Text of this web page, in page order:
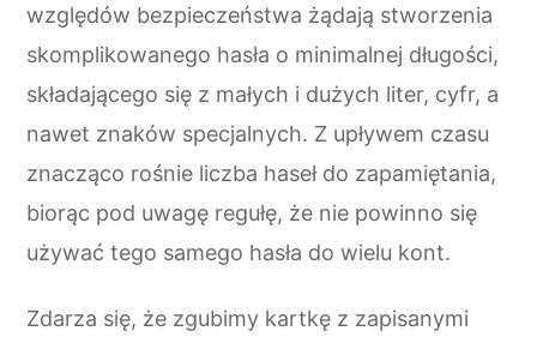
względów bezpieczeństwa żądają stworzenia
skomplikowanego hasła o minimalnej długości,
składającego się z małych i dużych liter, cyfr, a
nawet znaków specjalnych. Z upływem czasu
znacząco rośnie liczba haseł do zapamiętania,
biorąc pod uwagę regułę, że nie powinno się
używać tego samego hasła do wielu kont.
Zdarza się, że zgubimy kartkę z zapisanymi